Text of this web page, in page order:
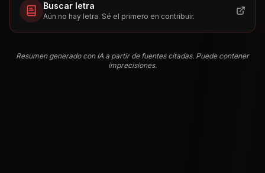
Buscar letra
Aún no hay letra. Sé el primero en contribuir.
Resumen generado con IA a partir de fuentes citadas. Puede contener
imprecisiones.